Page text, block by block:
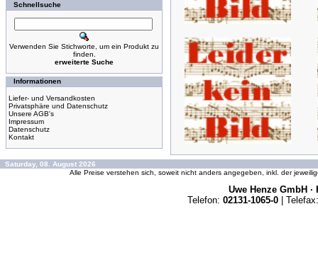
Schnellsuche
Verwenden Sie Stichworte, um ein Produkt zu
finden.
erweiterte Suche
Informationen
Liefer- und Versandkosten
Privatsphäre und Datenschutz
Unsere AGB's
Impressum
Datenschutz
Kontakt
Saturday, 08. August 2026
Alle Preise verstehen sich, soweit nicht anders angegeben, inkl. der
Uwe Henze GmbH ·
Telefon: 02131-1065-0 | Telefax: